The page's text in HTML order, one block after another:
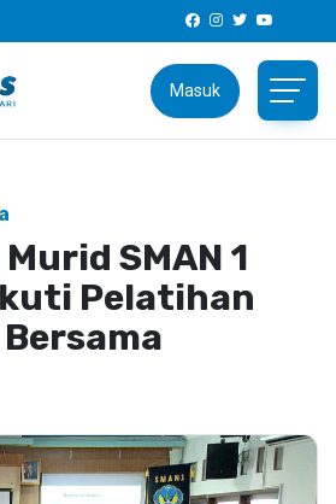
Masuk
SMAN 1
Pelatihan